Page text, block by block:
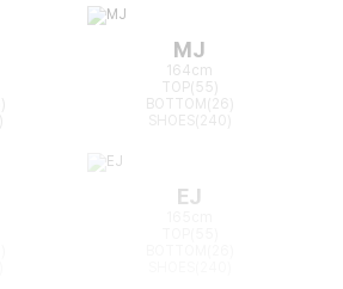
MJ
164cm
TOP(55)
BOTTOM(26)
EJ